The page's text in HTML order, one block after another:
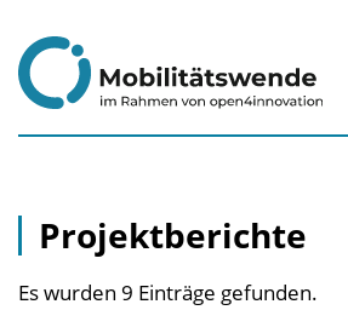
Inhalt
Projektberichte
Es wurden 9 Einträge gefunden.